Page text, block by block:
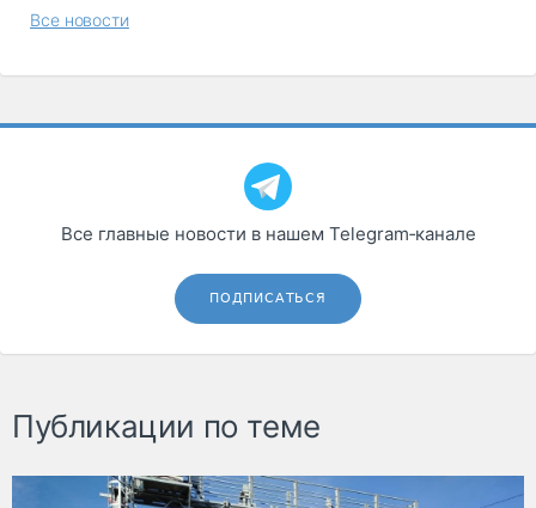
Все новости
Все главные новости в нашем Telegram‑канале
ПОДПИСАТЬСЯ
Публикации по теме